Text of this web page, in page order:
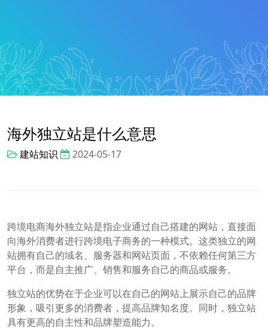
海外独立站是什么意思
建站知识 2024-05-17
跨境电商海外独立站是指企业通过自己搭建的网站，直接面
向海外消费者进行跨境电子商务的一种模式。这类独立的网
站拥有自己的域名、服务器和网站页面，不依赖任何第三方
平台，而是自主推广、销售和服务自己的商品或服务。
独立站的优势在于企业可以在自己的网站上展示自己的品牌
形象，吸引更多的消费者，提高品牌知名度。同时，独立站
具有更高的自主性和品牌塑造能力。